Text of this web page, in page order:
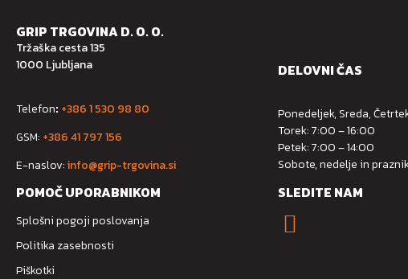
GRIP TRGOVINA D. O. O.
Tržaška cesta 135
1000 Ljubljana
Telefon: +386 1 530 98 80
GSM: +386 41 797 156
E-naslov:info@grip-trgovina.si
DELOVNI ČAS
Ponedeljek, Sreda,
Torek: 7:00 – 16:00
Petek: 7:00 – 14:00
Sobote, nedelje in
POMOČ UPORABNIKOM
Splošni pogoji poslovanja
Politika zasebnosti
Piškotki
SLEDITE NAM